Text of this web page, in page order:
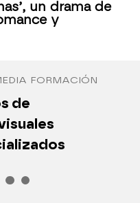
un drama de
y
FORMACIÓN
de